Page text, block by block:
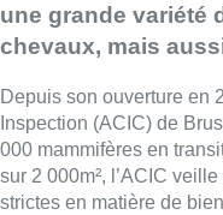
une grande variété
chevaux, mais
Depuis son ouverture en
Inspection (ACIC) de
000 mammifères en
sur 2 000m², l’ACIC
strictes en matière de